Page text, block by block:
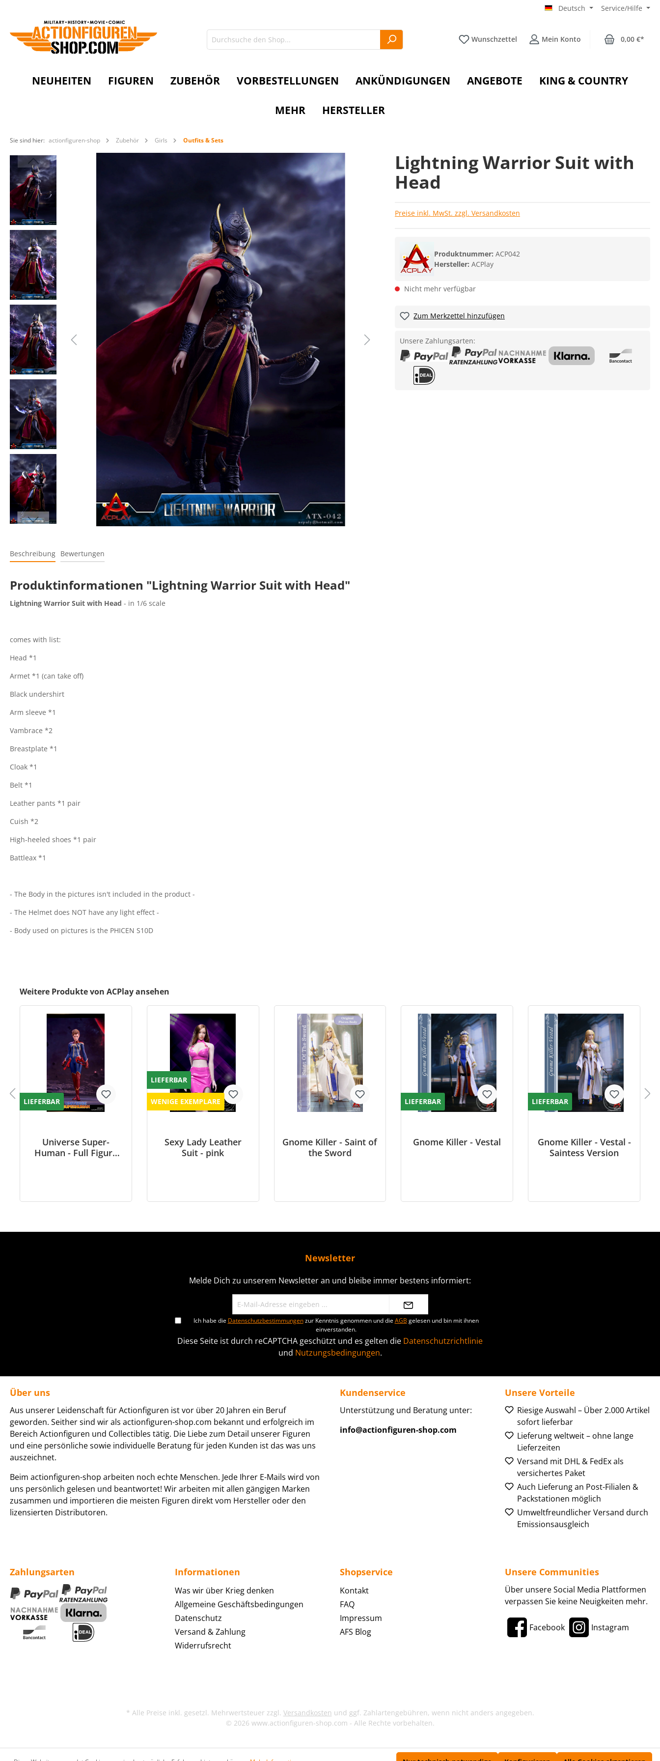
Deutsch Service/Hilfe
Wunschzettel Mein Konto 0,00 €*
NEUHEITEN FIGUREN ZUBEHÖR VORBESTELLUNGEN ANKÜNDIGUNGEN ANGEBOTE KING & COUNTRY
MEHR HERSTELLER
Sie sind hier: actionfiguren-shop Zubehör Girls Outfits & Sets
Lightning Warrior Suit with
Head
Preise inkl. MwSt. zzgl. Versandkosten
Produktnummer: ACP042
Hersteller: ACPlay
Nicht mehr verfügbar
Zum Merkzettel hinzufügen
Unsere Zahlungsarten:
Beschreibung Bewertungen
Produktinformationen "Lightning Warrior Suit with Head"
Lightning Warrior Suit with Head - in 1/6 scale
comes with list:
Head *1
Armet *1 (can take off)
Black undershirt
Arm sleeve *1
Vambrace *2
Breastplate *1
Cloak *1
Belt *1
Leather pants *1 pair
Cuish *2
High-heeled shoes *1 pair
Battleax *1
- The Body in the pictures isn't included in the product -
- The Helmet does NOT have any light effect -
- Body used on pictures is the PHICEN S10D
Weitere Produkte von ACPlay ansehen
LIEFERBAR
Universe Super-
Human - Full Figure
LIEFERBAR
WENIGE EXEMPLARE
Sexy Lady Leather
Suit - pink
Gnome Killer - Saint of
the Sword
LIEFERBAR
Gnome Killer - Vestal
LIEFERBAR
Gnome Killer - Vestal -
Saintess Version
Newsletter
Melde Dich zu unserem Newsletter an und bleibe immer bestens informiert:
Ich habe die Datenschutzbestimmungenzur Kenntnis genommen und dieAGB gelesen und bin mit ihnen
einverstanden.
Diese Seite ist durch reCAPTCHA geschützt und es gelten die Datenschutzrichtlinie
und Nutzungsbedingungen.
Über uns
Aus unserer Leidenschaft für Actionfiguren ist vor über 20 Jahren ein Beruf
geworden. Seither sind wir als actionfiguren-shop.com bekannt und erfolgreich im
Bereich Actionfiguren und Collectibles tätig. Die Liebe zum Detail unserer Figuren
und eine persönliche sowie individuelle Beratung für jeden Kunden ist das was uns
auszeichnet.
Beim actionfiguren-shop arbeiten noch echte Menschen. Jede Ihrer E-Mails wird von
uns persönlich gelesen und beantwortet! Wir arbeiten mit allen gängigen Marken
zusammen und importieren die meisten Figuren direkt vom Hersteller oder den
lizensierten Distributoren.
Kundenservice
Unterstützung und Beratung unter:
info@actionfiguren-shop.com
Unsere Vorteile
Riesige Auswahl – Über 2.000 Artikel
sofort lieferbar
Lieferung weltweit – ohne lange
Lieferzeiten
Versand mit DHL & FedEx als
versichertes Paket
Auch Lieferung an Post-Filialen &
Packstationen möglich
Umweltfreundlicher Versand durch
Emissionsausgleich
Zahlungsarten Informationen
Was wir über Krieg denken
Allgemeine Geschäftsbedingungen
Datenschutz
Versand & Zahlung
Widerrufsrecht
Shopservice
Kontakt
FAQ
Impressum
AFS Blog
Unsere Communities
Über unsere Social Media Plattformen
verpassen Sie keine Neuigkeiten mehr.
Facebook Instagram
* Alle Preise inkl. gesetzl. Mehrwertsteuer zzgl. Versandkosten und ggf. Zahlartengebühren, wenn nicht anders angegeben.
© 2026 www.actionfiguren-shop.com - Alle Rechte vorbehalten.